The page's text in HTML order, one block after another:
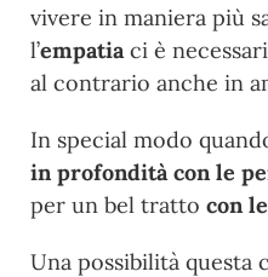
vivere in maniera più
l’empatiaci è
al contrario anche in
In special modo
in profondità con le
per un bel tratto con
Una possibilità questa